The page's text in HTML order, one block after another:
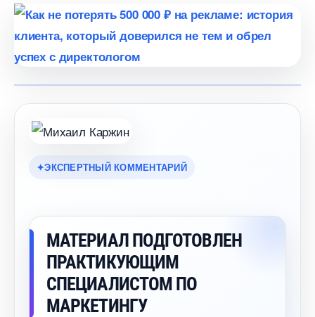
ЭКСПЕРТНЫЙ КОММЕНТАРИЙ
МАТЕРИАЛ ПОДГОТОВЛЕН
ПРАКТИКУЮЩИМ
СПЕЦИАЛИСТОМ ПО
МАРКЕТИНГУ